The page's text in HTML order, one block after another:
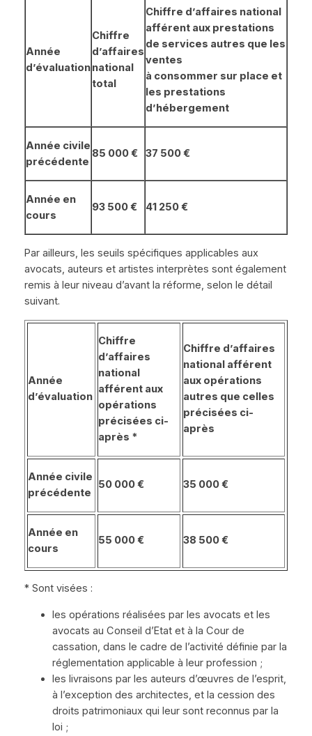
Année
d’évaluation
Chiffre
d’affaires
national
total
Chiffre d’affaires national
afférent aux prestations
de services autres que les
ventes
à consommer sur place et
les prestations
d’hébergement
Année civile
précédente
85 000 € 37 500 €
Année en
cours
93 500 € 41 250 €
Par ailleurs, les seuils spécifiques applicables aux
avocats, auteurs et artistes interprètes sont également
remis à leur niveau d’avant la réforme, selon le détail
suivant.
Année
d’évaluation
Chiffre
d’affaires
national
afférent aux
opérations
précisées ci-
après *
Chiffre d’affaires
national afférent
aux opérations
autres que celles
précisées ci-
après
Année civile
précédente
50 000 € 35 000 €
Année en
cours
55 000 € 38 500 €
* Sont visées :
les opérations réalisées par les avocats et les
avocats au Conseil d’Etat et à la Cour de
cassation, dans le cadre de l’activité définie par la
réglementation applicable à leur profession ;
les livraisons par les auteurs d’œuvres de l’esprit,
à l’exception des architectes, et la cession des
droits patrimoniaux qui leur sont reconnus par la
loi ;